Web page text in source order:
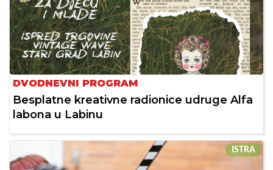
DVODNEVNI PROGRAM
Besplatne kreativne radionice udruge Alfa
labona u Labinu
ISTRA